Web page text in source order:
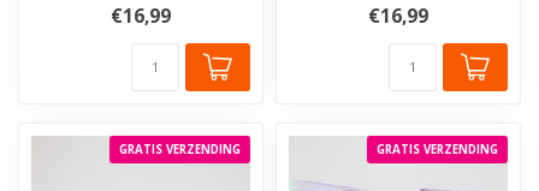
€16,99 €16,99
GRATIS VERZENDING GRATIS VERZENDING